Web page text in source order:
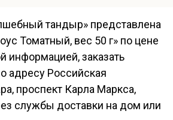
тандыр» представлена
Томатный, вес 50 г» по цене
информацией, заказать
адресу Российская
проспект Карла Маркса,
службы доставки на дом или